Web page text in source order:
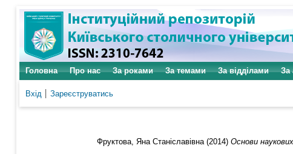
Головна Про нас За роками За темами За відділами За
Вхід Зареєструватись
Фруктова, Яна Станіславівна (2014) Основи